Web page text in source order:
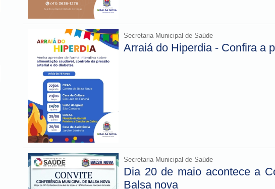
Secretaria Municipal de Saúde
Arraiá do Hiperdia - Confira a
Secretaria Municipal de Saúde
Dia 20 de maio acontece a
Balsa nova